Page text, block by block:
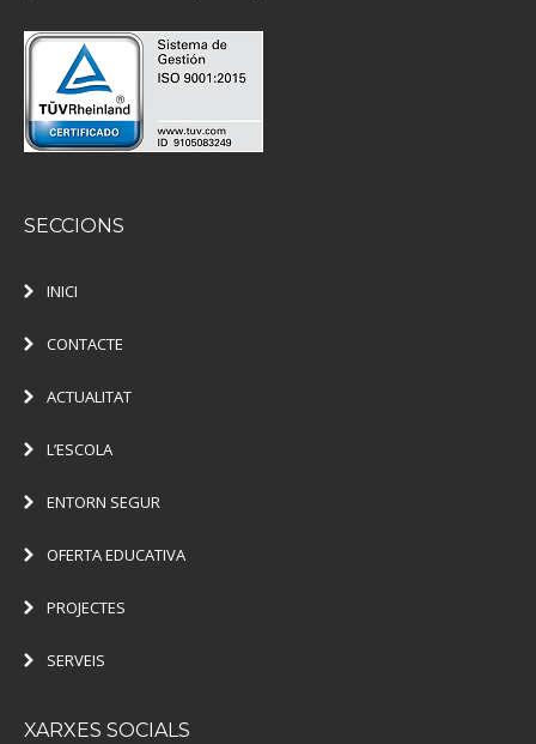
SECCIONS
INICI
CONTACTE
ACTUALITAT
L’ESCOLA
ENTORN SEGUR
OFERTA EDUCATIVA
PROJECTES
SERVEIS
XARXES SOCIALS